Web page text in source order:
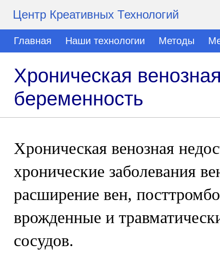
Центр Креативных Технологий
Главная Наши технологии Методы
Хроническая
беременность
Хроническая венозная
хронические заболевания
расширение вен,
врожденные и
сосудов.